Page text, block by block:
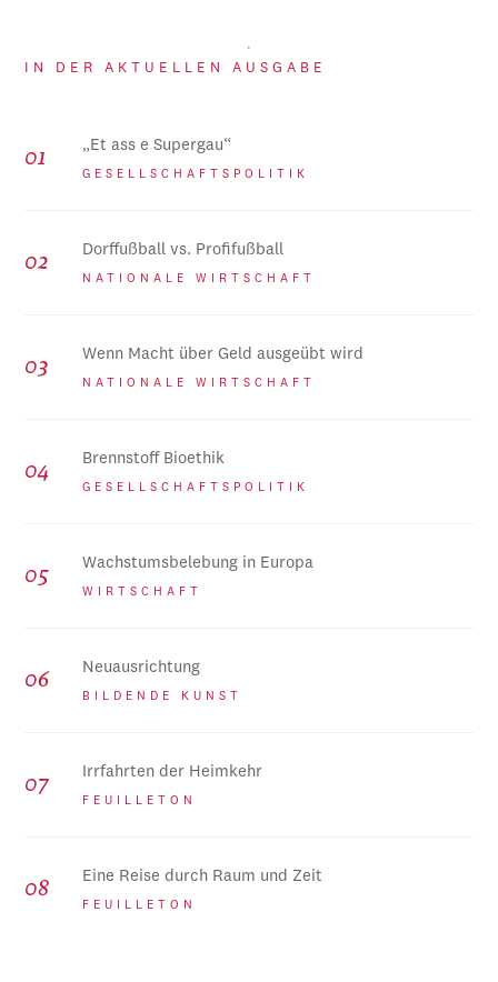
IN DER AKTUELLEN AUSGABE
„Et ass e Supergau“
GESELLSCHAFTSPOLITIK
Dorffußball vs. Profifußball
NATIONALE WIRTSCHAFT
Wenn Macht über Geld ausgeübt wird
NATIONALE WIRTSCHAFT
Brennstoff Bioethik
GESELLSCHAFTSPOLITIK
Wachstumsbelebung in Europa
WIRTSCHAFT
Neuausrichtung
BILDENDE KUNST
Irrfahrten der Heimkehr
FEUILLETON
Eine Reise durch Raum und Zeit
FEUILLETON